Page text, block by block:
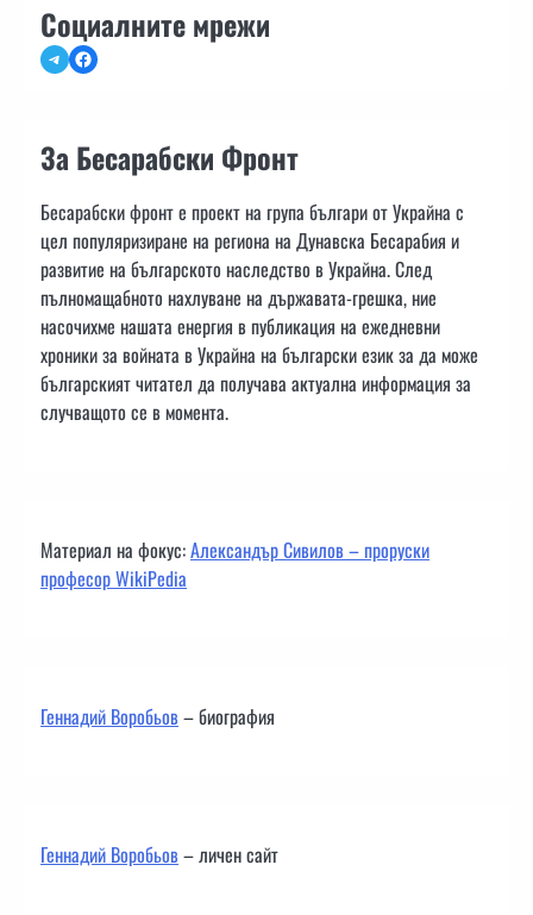
Социалните мрежи
TelegramFacebook
За Бесарабски Фронт
Бесарабски фронт е проект на група българи от Украйна с
цел популяризиране на региона на Дунавска Бесарабия и
развитие на българското наследство в Украйна. След
пълномащабното нахлуване на държавата-грешка, ние
насочихме нашата енергия в публикация на ежедневни
хроники за войната в Украйна на български език за да може
българският читател да получава актуална информация за
случващото се в момента.
Материал на фокус:Александър Сивилов – проруски
професор WikiPedia
Геннадий Воробьов– биография
Геннадий Воробьов– личен сайт